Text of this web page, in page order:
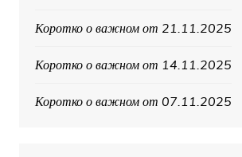
Коротко о важном от 21.11.2025
Коротко о важном от 14.11.2025
Коротко о важном от 07.11.2025